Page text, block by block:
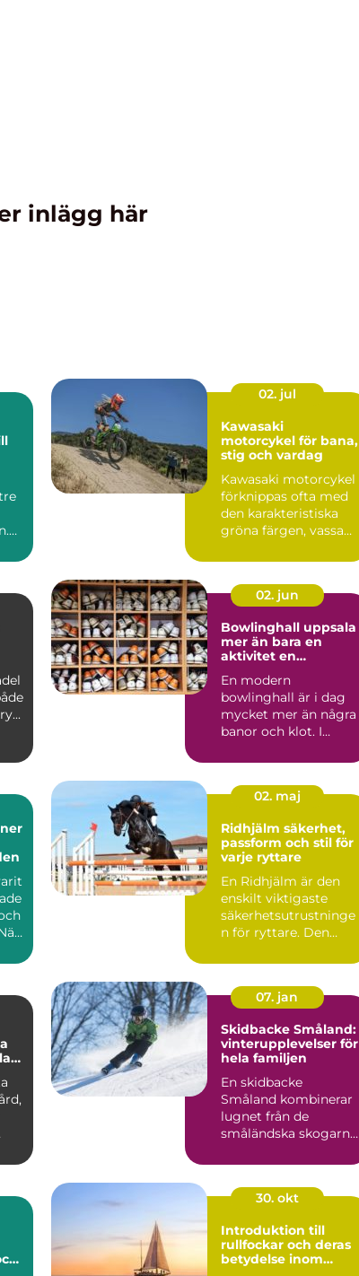
inlägg här
02. jul
Kawasaki
motorcykel för bana,
stig och vardag
Kawasaki motorcykel
förknippas ofta med
den karakteristiska
gröna färgen, vassa
02. jun
Bowlinghall uppsala
mer än bara en
aktivitet en
En modern
bowlinghall är i dag
mycket mer än några
banor och klot. I
utvecklats ...
02. maj
Ridhjälm säkerhet,
passform och stil för
varje ryttare
En Ridhjälm är den
enskilt viktigaste
säkerhetsutrustninge
n för ryttare. Den
fal...
07. jan
Skidbacke Småland:
vinterupplevelser för
hela familjen
En skidbacke
Småland kombinerar
lugnet från de
småländska skogarna
30. okt
Introduktion till
rullfockar och deras
betydelse inom